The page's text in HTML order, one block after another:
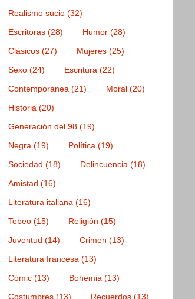
Realismo sucio (32)
Escritoras (28) Humor (28)
Clásicos (27) Mujeres (25)
Sexo (24) Escritura (22)
Contemporánea (21) Moral (20)
Historia (20)
Generación del 98 (19)
Negra (19) Política (19)
Sociedad (18) Delincuencia (18)
Amistad (16)
Literatura italiana (16)
Tebeo (15) Religión (15)
Juventud (14) Crimen (13)
Literatura francesa (13)
Cómic (13) Bohemia (13)
Costumbres (13) Recuerdos (13)